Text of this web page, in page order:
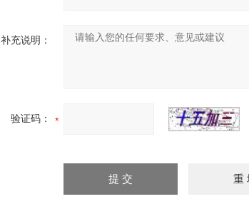
补充说明：
验证码：